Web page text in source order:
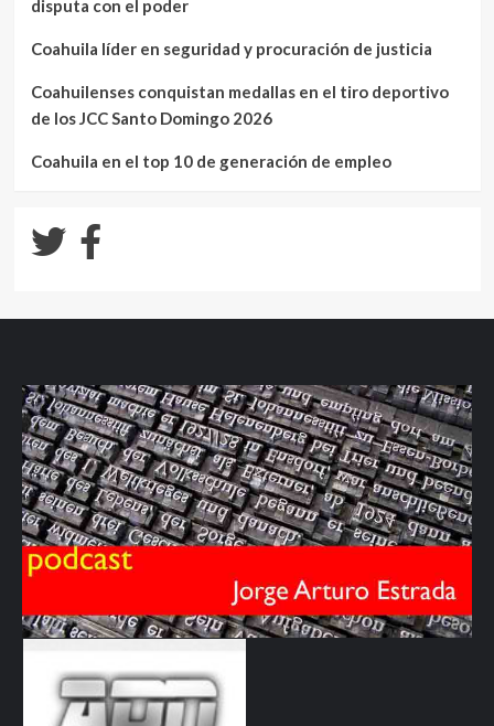
disputa con el poder
Coahuila líder en seguridad y procuración de justicia
Coahuilenses conquistan medallas en el tiro deportivo
de los JCC Santo Domingo 2026
Coahuila en el top 10 de generación de empleo